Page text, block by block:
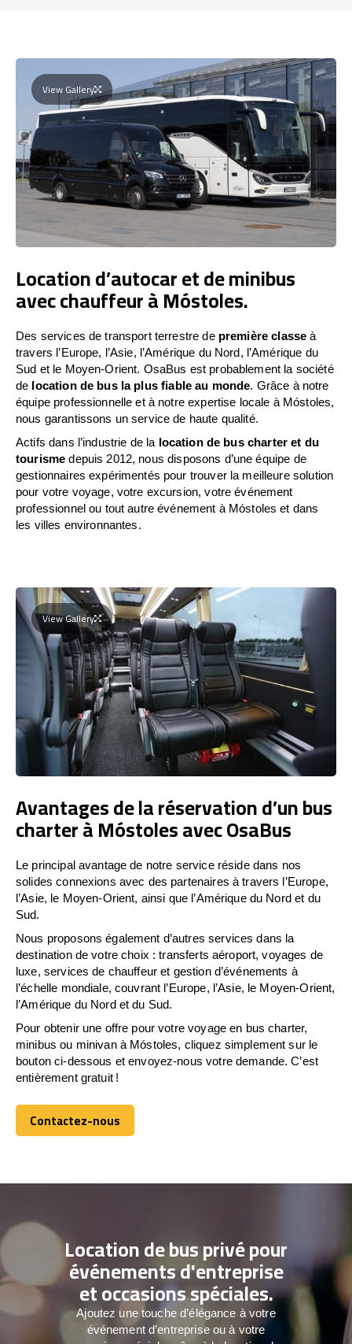
View Gallery
Location d’autocar et de minibus
avec chauffeur à Móstoles.
Des services de transport terrestre de première classe à
travers l’Europe, l’Asie, l’Amérique du Nord, l’Amérique du
Sud et le Moyen-Orient. OsaBus est probablement la société
de location de bus la plus fiable au monde. Grâce à notre
équipe professionnelle et à notre expertise locale à Móstoles,
nous garantissons un service de haute qualité.
Actifs dans l’industrie de la location de bus charter et du
tourisme depuis 2012, nous disposons d’une équipe de
gestionnaires expérimentés pour trouver la meilleure solution
pour votre voyage, votre excursion, votre événement
professionnel ou tout autre événement à Móstoles et dans
les villes environnantes.
View Gallery
Avantages de la réservation d’un bus
charter à Móstoles avec OsaBus
Le principal avantage de notre service réside dans nos
solides connexions avec des partenaires à travers l’Europe,
l’Asie, le Moyen-Orient, ainsi que l’Amérique du Nord et du
Sud.
Nous proposons également d’autres services dans la
destination de votre choix : transferts aéroport, voyages de
luxe, services de chauffeur et gestion d’événements à
l’échelle mondiale, couvrant l’Europe, l’Asie, le Moyen-Orient,
l’Amérique du Nord et du Sud.
Pour obtenir une offre pour votre voyage en bus charter,
minibus ou minivan à Móstoles, cliquez simplement sur le
bouton ci-dessous et envoyez-nous votre demande. C’est
entièrement gratuit !
Contactez-nous
Contactez-nous
Location de bus privé pour
événements d'entreprise
et occasions spéciales.
Ajoutez une touche d’élégance à votre
événement d’entreprise ou à votre